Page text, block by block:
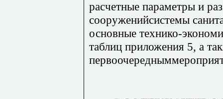
расчетные параметры и
сооруженийсистемы
основные технико-
таблиц приложения 5, а